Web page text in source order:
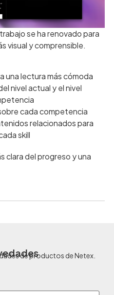
se ha renovado para
visual y comprensible.
una lectura más cómoda
nivel actual y el nivel
cada competencia
relacionados para
skill
clara del progreso y una
de productos de Netex.